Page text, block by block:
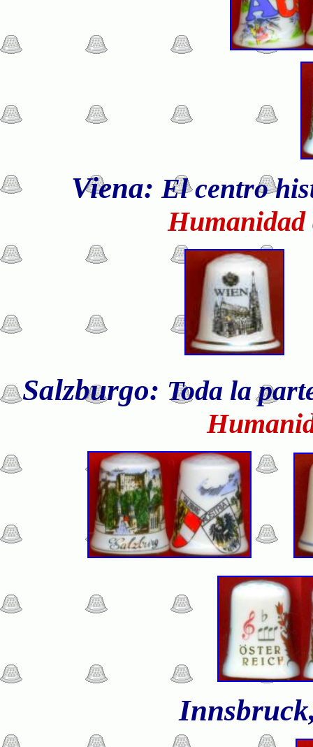
Viena: El centro
Humanidad
Salzburgo: Toda la